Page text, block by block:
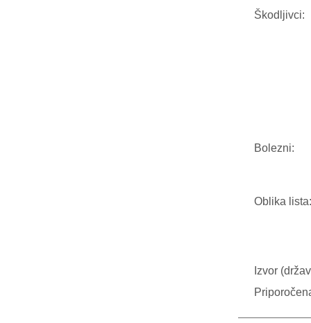
Škodljivci:
Bolezni:
Oblika lista:
Izvor